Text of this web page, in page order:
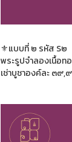
⚜️แบบที่ ๒ รหัส S
พระรูปจำลองเนื้อท
เช่าบูชาองค์ละ ๓๙,